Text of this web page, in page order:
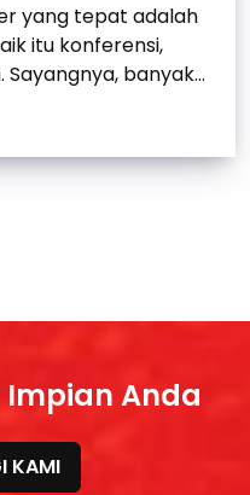
yang tepat adalah
itu konferensi,
banyak...
Anda
KAMI